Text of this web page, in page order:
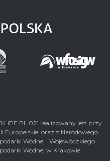
IPE PL 021 realizowany jest przy
Europejskiej oraz z Narodowego
Wodnej i Wojewódzkiego
Wodnej w Krakowie.